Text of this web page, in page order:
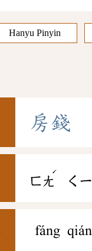
Hanyu Pinyin
房錢
ㄈㄤ
ˊ
ㄑ
fáng qián